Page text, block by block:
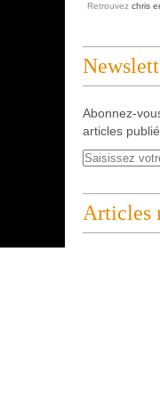
Retrouvez chris
Abonnez-
articles
Articles